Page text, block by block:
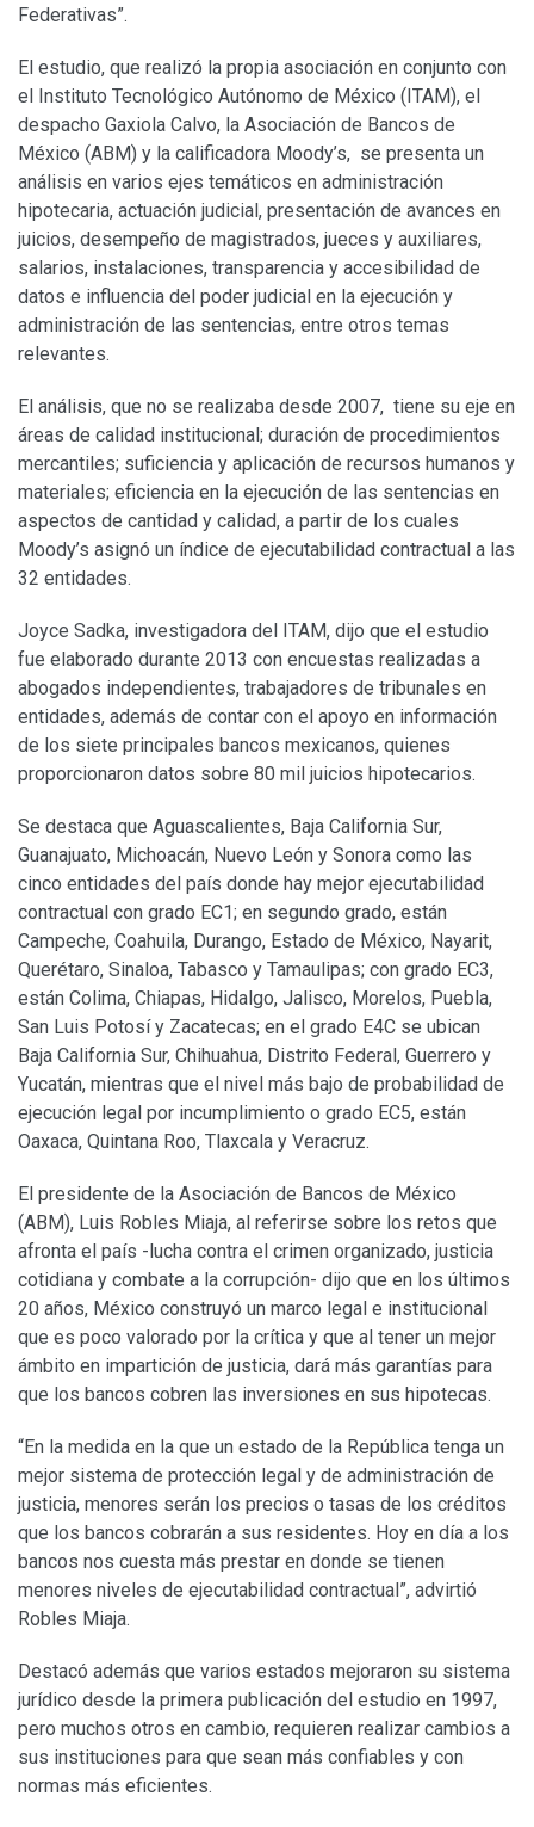
Federativas”.
El estudio, que realizó la propia asociación en conjunto con
el Instituto Tecnológico Autónomo de México (ITAM), el
despacho Gaxiola Calvo, la Asociación de Bancos de
México (ABM) y la calificadora Moody’s, se presenta un
análisis en varios ejes temáticos en administración
hipotecaria, actuación judicial, presentación de avances en
juicios, desempeño de magistrados, jueces y auxiliares,
salarios, instalaciones, transparencia y accesibilidad de
datos e influencia del poder judicial en la ejecución y
administración de las sentencias, entre otros temas
relevantes.
El análisis, que no se realizaba desde 2007, tiene su eje en
áreas de calidad institucional; duración de procedimientos
mercantiles; suficiencia y aplicación de recursos humanos y
materiales; eficiencia en la ejecución de las sentencias en
aspectos de cantidad y calidad, a partir de los cuales
Moody’s asignó un índice de ejecutabilidad contractual a las
32 entidades.
Joyce Sadka, investigadora del ITAM, dijo que el estudio
fue elaborado durante 2013 con encuestas realizadas a
abogados independientes, trabajadores de tribunales en
entidades, además de contar con el apoyo en información
de los siete principales bancos mexicanos, quienes
proporcionaron datos sobre 80 mil juicios hipotecarios.
Se destaca que Aguascalientes, Baja California Sur,
Guanajuato, Michoacán, Nuevo León y Sonora como las
cinco entidades del país donde hay mejor ejecutabilidad
contractual con grado EC1; en segundo grado, están
Campeche, Coahuila, Durango, Estado de México, Nayarit,
Querétaro, Sinaloa, Tabasco y Tamaulipas; con grado EC3,
están Colima, Chiapas, Hidalgo, Jalisco, Morelos, Puebla,
San Luis Potosí y Zacatecas; en el grado E4C se ubican
Baja California Sur, Chihuahua, Distrito Federal, Guerrero y
Yucatán, mientras que el nivel más bajo de probabilidad de
ejecución legal por incumplimiento o grado EC5, están
Oaxaca, Quintana Roo, Tlaxcala y Veracruz.
El presidente de la Asociación de Bancos de México
(ABM), Luis Robles Miaja, al referirse sobre los retos que
afronta el país -lucha contra el crimen organizado, justicia
cotidiana y combate a la corrupción- dijo que en los últimos
20 años, México construyó un marco legal e institucional
que es poco valorado por la crítica y que al tener un mejor
ámbito en impartición de justicia, dará más garantías para
que los bancos cobren las inversiones en sus hipotecas.
“En la medida en la que un estado de la República tenga un
mejor sistema de protección legal y de administración de
justicia, menores serán los precios o tasas de los créditos
que los bancos cobrarán a sus residentes. Hoy en día a los
bancos nos cuesta más prestar en donde se tienen
menores niveles de ejecutabilidad contractual”, advirtió
Robles Miaja.
Destacó además que varios estados mejoraron su sistema
jurídico desde la primera publicación del estudio en 1997,
pero muchos otros en cambio, requieren realizar cambios a
sus instituciones para que sean más confiables y con
normas más eficientes.